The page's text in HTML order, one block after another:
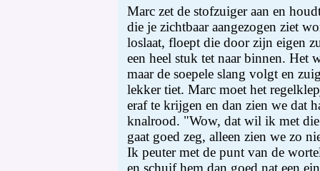
Marc zet de stofzuiger aan en
die je zichtbaar aangezogen ziet
loslaat, floept die door zijn eigen
een heel stuk tet naar binnen. Het
maar de soepele slang volgt en
lekker tiet. Marc moet het
eraf te krijgen en dan zien we dat
knalrood. "Wow, dat wil ik met die
gaat goed zeg, alleen zien we zo
Ik peuter met de punt van de
en schuif hem dan goed nat een